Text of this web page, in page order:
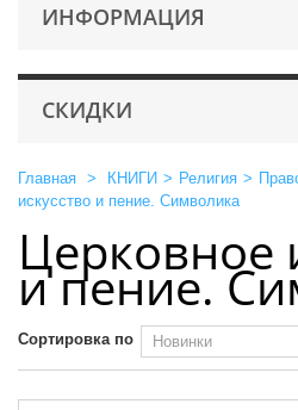
ИНФОРМАЦИЯ
СКИДКИ
Главная > КНИГИ > Религия >
искусство и пение. Символика
Церковное
и пение.
Сортировка по